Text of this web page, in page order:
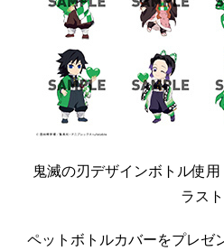
鬼滅の刃デザインボトル使
ラスト
ペットボトルカバーをプレゼ